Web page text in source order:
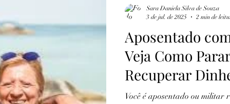
Aposentado
Veja Como
Recuperar
5 Anos
Você é aposentado ou militar
Sara Daniela Silva de Souza
3 de jul. de 2025
2 min de